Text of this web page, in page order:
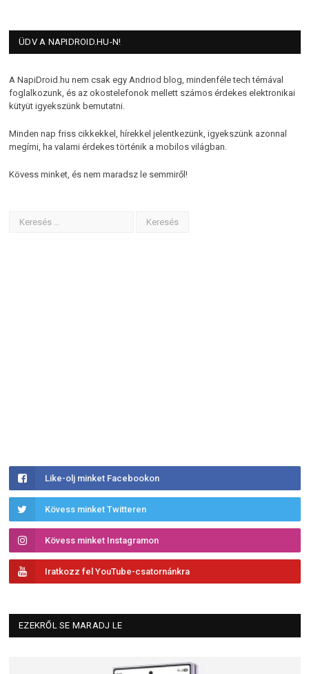
ÜDV A NAPIDROID.HU-N!
A NapiDroid.hu nem csak egy Andriod blog, mindenféle tech témával
foglalkozunk, és az okostelefonok mellett számos érdekes elektronikai
kütyüt igyekszünk bemutatni.
Minden nap friss cikkekkel, hírekkel jelentkezünk, igyekszünk azonnal
megírni, ha valami érdekes történik a mobilos világban.
Kövess minket, és nem maradsz le semmiről!
Like-olj minket Facebookon
Kövess minket Twitteren
Kövess minket Instagramon
Iratkozz fel YouTube-csatornánkra
EZEKRŐL SE MARADJ LE